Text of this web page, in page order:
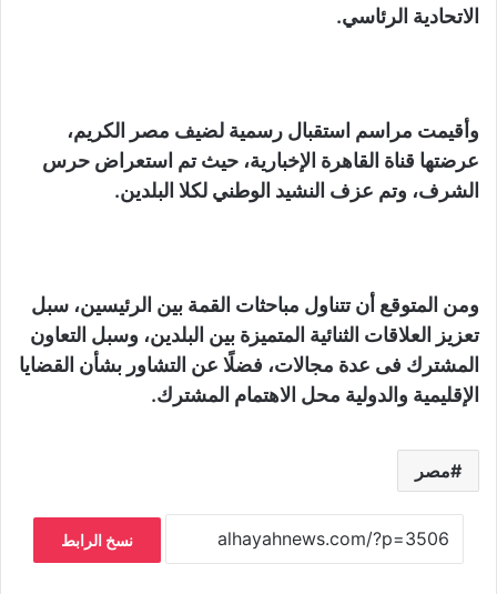
الاتحادية الرئاسي.
وأقيمت مراسم استقبال رسمية لضيف مصر الكريم،
عرضتها قناة القاهرة الإخبارية، حيث تم استعراض حرس
الشرف، وتم عزف النشيد الوطني لكلا البلدين.
ومن المتوقع أن تتناول مباحثات القمة بين الرئيسين، سبل
تعزيز العلاقات الثنائية المتميزة بين البلدين، وسبل التعاون
المشترك فى عدة مجالات، فضلًا عن التشاور بشأن القضايا
الإقليمية والدولية محل الاهتمام المشترك.
مصر
نسخ الرابط